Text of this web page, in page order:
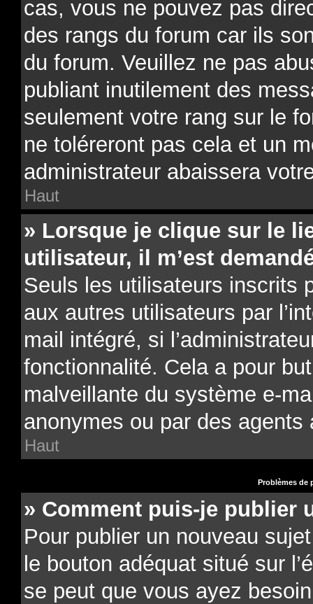
cas, vous ne pouvez pas
des rangs du forum car ils
du forum. Veuillez ne pas
publiant inutilement des
seulement votre rang sur le
ne toléreront pas cela et un
administrateur abaissera
Haut
» Lorsque je clique sur le
utilisateur, il m’est
Seuls les utilisateurs inscrits
aux autres utilisateurs par
mail intégré, si
fonctionnalité. Cela a pour
malveillante du système e-
anonymes ou par des agents
Haut
Problèmes de
» Comment puis-je publier
Pour publier un nouveau
le bouton adéquat situé sur
se peut que vous ayez